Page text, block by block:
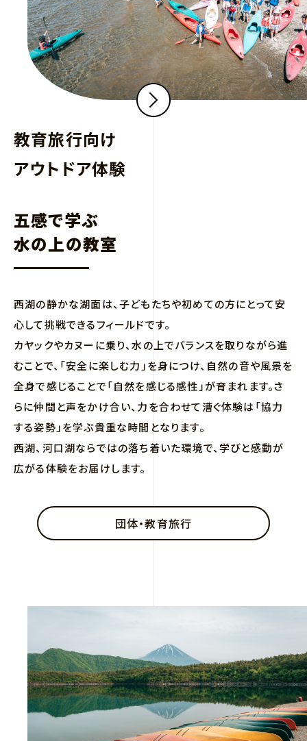
教育旅行向け
アウトドア体験
五感で学ぶ
水の上の教室
西湖の静かな湖面は、子どもたちや初めての方にとって安
心して挑戦できるフィールドです。
カヤックやカヌーに乗り、水の上でバランスを取りながら進
むことで、「安全に楽しむ力」を身につけ、自然の音や風景を
全身で感じることで「自然を感じる感性」が育まれます。さ
らに仲間と声をかけ合い、力を合わせて漕ぐ体験は「協力
する姿勢」を学ぶ貴重な時間となります。
西湖、河口湖ならではの落ち着いた環境で、学びと感動が
広がる体験をお届けします。
団体・教育旅行